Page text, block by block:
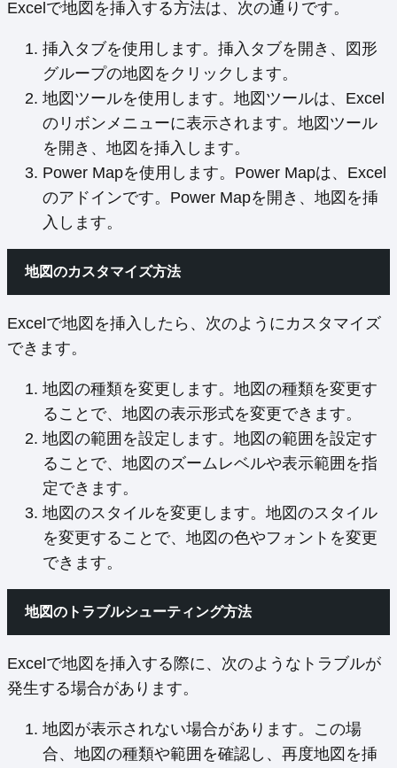
Excelで地図を挿入する方法は、次の通りです。
挿入タブを使用します。挿入タブを開き、図形
グループの地図をクリックします。
地図ツールを使用します。地図ツールは、Excel
のリボンメニューに表示されます。地図ツール
を開き、地図を挿入します。
Power Mapを使用します。Power Mapは、Excel
のアドインです。Power Mapを開き、地図を挿
入します。
地図のカスタマイズ方法
Excelで地図を挿入したら、次のようにカスタマイズ
できます。
地図の種類を変更します。地図の種類を変更す
ることで、地図の表示形式を変更できます。
地図の範囲を設定します。地図の範囲を設定す
ることで、地図のズームレベルや表示範囲を指
定できます。
地図のスタイルを変更します。地図のスタイル
を変更することで、地図の色やフォントを変更
できます。
地図のトラブルシューティング方法
Excelで地図を挿入する際に、次のようなトラブルが
発生する場合があります。
地図が表示されない場合があります。この場
合、地図の種類や範囲を確認し、再度地図を挿